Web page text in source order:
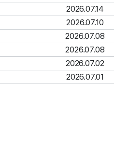
2026.07.14
2026.07.10
2026.07.08
2026.07.08
2026.07.02
2026.07.01